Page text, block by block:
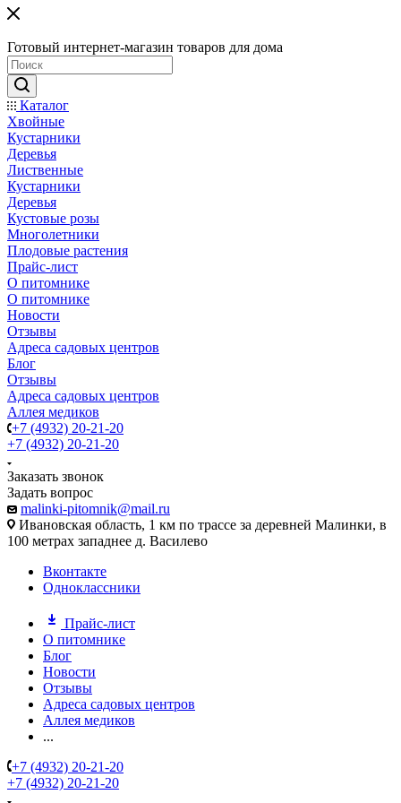
Готовый интернет-магазин товаров для дома
Каталог
Хвойные
Кустарники
Деревья
Лиственные
Кустарники
Деревья
Кустовые розы
Многолетники
Плодовые растения
Прайс-лист
О питомнике
О питомнике
Новости
Отзывы
Адреса садовых центров
Блог
Отзывы
Адреса садовых центров
Аллея медиков
+7 (4932) 20-21-20
+7 (4932) 20-21-20
Заказать звонок
Задать вопрос
malinki-pitomnik@mail.ru
Ивановская область, 1 км по трассе за деревней Малинки, в
100 метрах западнее д. Василево
Вконтакте
Одноклассники
Прайс-лист
О питомнике
Блог
Новости
Отзывы
Адреса садовых центров
Аллея медиков
...
+7 (4932) 20-21-20
+7 (4932) 20-21-20